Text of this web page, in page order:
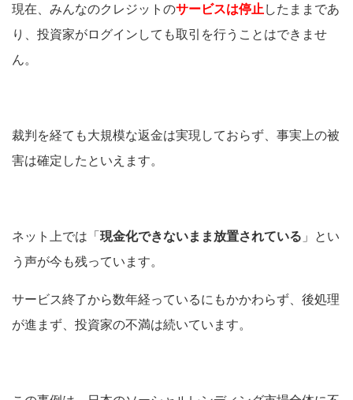
現在、みんなのクレジットのサービスは停止 したままであ
り、投資家がログインしても取引を行うことはできませ
ん。
裁判を経ても大規模な返金は実現しておらず、事実上の被
害は確定したといえます。
ネット上では「 現金化できないまま放置されている 」とい
う声が今も残っています。
サービス終了から数年経っているにもかかわらず、後処理
が進まず、投資家の不満は続いています。